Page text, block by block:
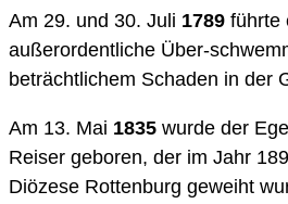
Am 29. und 30. Juli 1789 führte
außerordentliche Über-
beträchtlichem Schaden in der
Am 13. Mai 1835 wurde der
Reiser geboren, der im Jahr
Diözese Rottenburg geweiht